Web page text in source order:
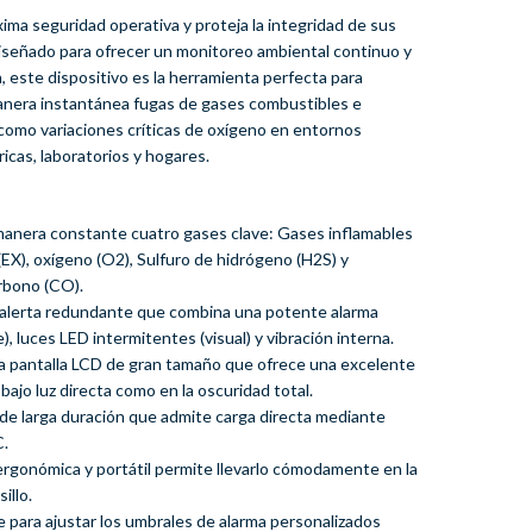
seguridad operativa y proteja la integridad de sus
para ofrecer un monitoreo ambiental continuo y
este dispositivo es la herramienta perfecta para
instantánea fugas de gases combustibles e
variaciones críticas de oxígeno en entornos
laboratorios y hogares.
constante cuatro gases clave: Gases inflamables
oxígeno (O2), Sulfuro de hidrógeno (H2S) y
(CO).
redundante que combina una potente alarma
luces LED intermitentes (visual) y vibración interna.
pantalla LCD de gran tamaño que ofrece una excelente
luz directa como en la oscuridad total.
larga duración que admite carga directa mediante
y portátil permite llevarlo cómodamente en la
ajustar los umbrales de alarma personalizados